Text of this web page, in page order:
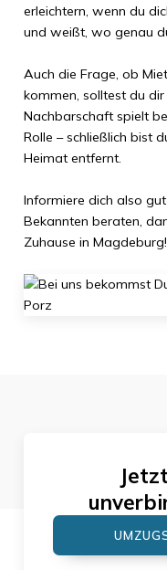
erleichtern, wenn du
und weißt, wo genau
Auch die Frage, ob
kommen, solltest du
Nachbarschaft spielt
Rolle – schließlich bist
Heimat entfernt.
Informiere dich also
Bekannten beraten,
Zuhause in Magdeburg!